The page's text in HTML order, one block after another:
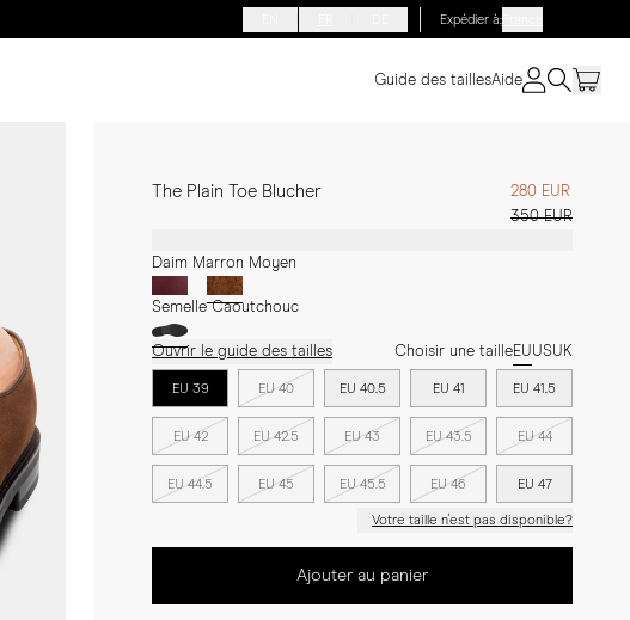
Expédier à:France
Guide des taillesAide
The Plain Toe Blucher
280 EUR
350 EUR
Daim Marron Moyen
Semelle Caoutchouc
Ouvrir le guide des tailles Choisir une tailleEUUSUK
EU 39 EU 40 EU 40.5 EU 41 EU 41.5
EU 42 EU 42.5 EU 43 EU 43.5 EU 44
EU 44.5 EU 45 EU 45.5 EU 46 EU 47
Votre taille n'est pas disponible?
Ajouter au panier